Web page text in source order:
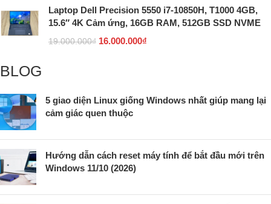
Laptop Dell Precision 5550 i7-10850H, T1000 4GB,
15.6″ 4K Cảm ứng, 16GB RAM, 512GB SSD NVME
19.000.000₫ 16.000.000₫
BLOG
5 giao diện Linux giống Windows nhất giúp mang lại
cảm giác quen thuộc
Hướng dẫn cách reset máy tính để bắt đầu mới trên
Windows 11/10 (2026)